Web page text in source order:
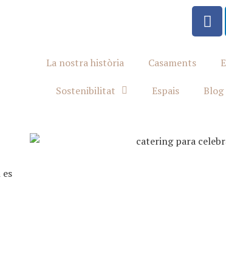
La nostra història Casaments
Sostenibilitat Espais Blog